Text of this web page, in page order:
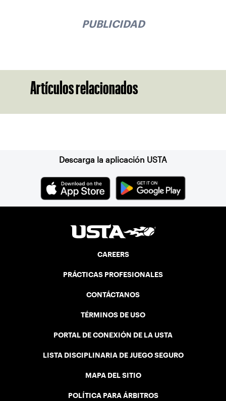
PUBLICIDAD
Artículos relacionados
Descarga la aplicación USTA
CAREERS
PRÁCTICAS PROFESIONALES
CONTÁCTANOS
TÉRMINOS DE USO
PORTAL DE CONEXIÓN DE LA USTA
LISTA DISCIPLINARIA DE JUEGO SEGURO
MAPA DEL SITIO
POLÍTICA PARA ÁRBITROS